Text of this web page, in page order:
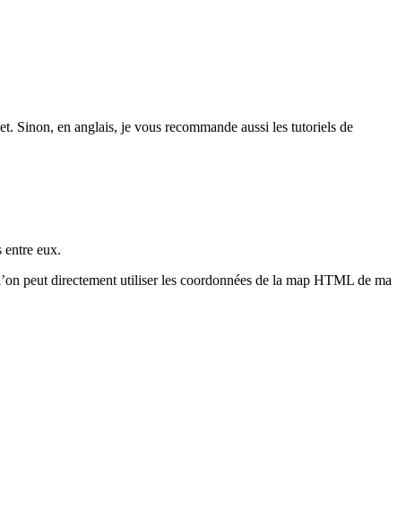
Sinon, en anglais, je vous recommande aussi les tutoriels de
entre eux.
peut directement utiliser les coordonnées de la map HTML de ma